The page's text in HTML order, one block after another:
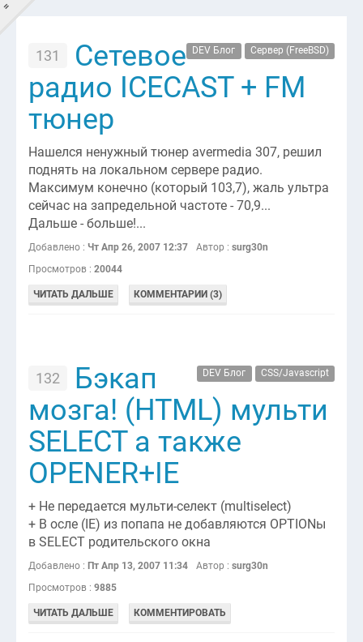
=
GOTSKILLZ?
LIFE'Блог
Новости
DEV Блог Сервер (FreeBSD)
131
Сетевое
радио ICECAST + FM
тюнер
Нашелся ненужный тюнер avermedia 307, решил
поднять на локальном сервере радио.
Максимум конечно (который 103,7), жаль ультра
сейчас на запредельной частоте - 70,9...
Дальше - больше!...
Добавлено : Чт Апр 26, 2007 12:37 Автор : surg30n
Просмотров : 20044
ЧИТАТЬ ДАЛЬШЕ КОММЕНТАРИИ (3)
DEV Блог CSS/Javascript
132
Бэкап
мозга! (HTML) мульти
SELECT а также
OPENER+IE
+ Не передается мульти-селект (multiselect)
+ В осле (IE) из попапа не добавляются OPTIONы
в SELECT родительского окна
Добавлено : Пт Апр 13, 2007 11:34 Автор : surg30n
Просмотров : 9885
ЧИТАТЬ ДАЛЬШЕ КОММЕНТИРОВАТЬ